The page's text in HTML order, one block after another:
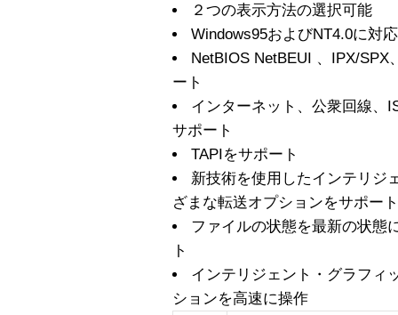
２つの表示方法の選択可能
Windows95およびNT4.0に対応
NetBIOS NetBEUI 、IPX/SPX
ート
インターネット、公衆回線、
サポート
TAPIをサポート
新技術を使用したインテリジ
ざまな転送オプションをサポート
ファイルの状態を最新の状態
ト
インテリジェント・グラフィ
ションを高速に操作